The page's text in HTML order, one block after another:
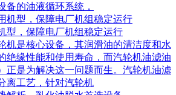
备的油液循环系统，
型，保障电厂机组稳定运行
机是核心设备，其润滑油的清洁度和水
绝缘性能和使用寿命，而汽轮机油滤油
正是为解决这一问题而生。汽轮机油滤
离工艺，针对汽轮机